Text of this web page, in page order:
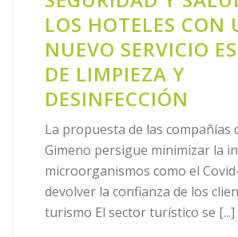
LOS HOTELES CON
NUEVO SERVICIO
DE LIMPIEZA Y
DESINFECCIÓN
La propuesta de las compañías
Gimeno persigue minimizar la
microorganismos como el
devolver la confianza de los
turismo El sector turístico se [...]